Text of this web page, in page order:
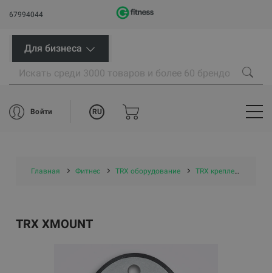
67994044
Для бизнеса
Войти RU
Главная Фитнес TRX оборудование TRX крепления
TRX XMOUNT